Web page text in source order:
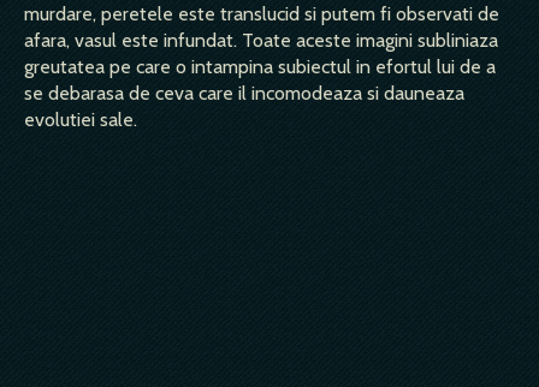
murdare, peretele este translucid si putem fi observati de
afara, vasul este infundat. Toate aceste imagini subliniaza
greutatea pe care o intampina subiectul in efortul lui de a
se debarasa de ceva care il incomodeaza si dauneaza
evolutiei sale.